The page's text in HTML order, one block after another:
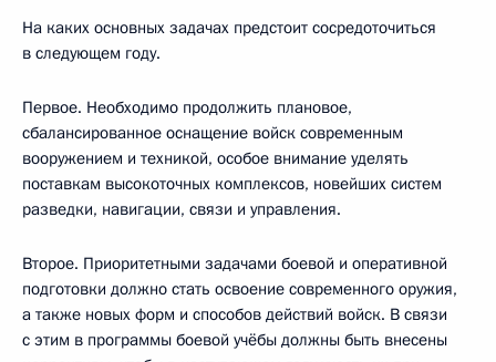
На каких основных задачах предстоит сосредоточиться
в следующем году.
Первое. Необходимо продолжить плановое,
сбалансированное оснащение войск современным
вооружением и техникой, особое внимание уделять
поставкам высокоточных комплексов, новейших систем
разведки, навигации, связи и управления.
Второе. Приоритетными задачами боевой и оперативной
подготовки должно стать освоение современного оружия,
а также новых форм и способов действий войск. В связи
с этим в программы боевой учёбы должны быть внесены